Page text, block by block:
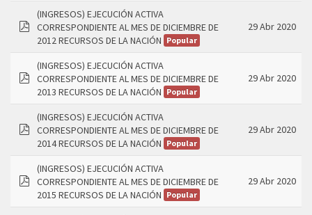
(INGRESOS) EJECUCIÓN ACTIVA
CORRESPONDIENTE AL MES DE DICIEMBRE DE
2012 RECURSOS DE LA NACIÓN Popular
29 Abr 2020
(INGRESOS) EJECUCIÓN ACTIVA
CORRESPONDIENTE AL MES DE DICIEMBRE DE
2013 RECURSOS DE LA NACIÓN Popular
29 Abr 2020
(INGRESOS) EJECUCIÓN ACTIVA
CORRESPONDIENTE AL MES DE DICIEMBRE DE
2014 RECURSOS DE LA NACIÓN Popular
29 Abr 2020
(INGRESOS) EJECUCIÓN ACTIVA
CORRESPONDIENTE AL MES DE DICIEMBRE DE
2015 RECURSOS DE LA NACIÓN Popular
29 Abr 2020